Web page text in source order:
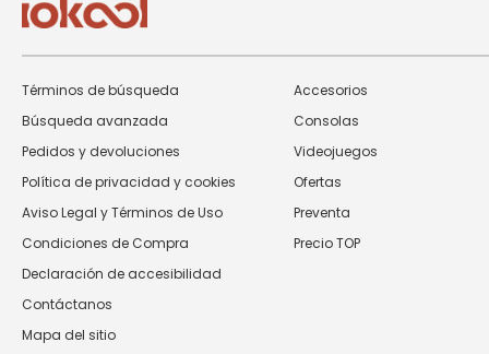
Términos de búsqueda
Búsqueda avanzada
Pedidos y devoluciones
Política de privacidad y cookies
Aviso Legal y Términos de Uso
Condiciones de Compra
Declaración de accesibilidad
Contáctanos
Mapa del sitio
Accesorios
Consolas
Videojuegos
Ofertas
Preventa
Precio TOP